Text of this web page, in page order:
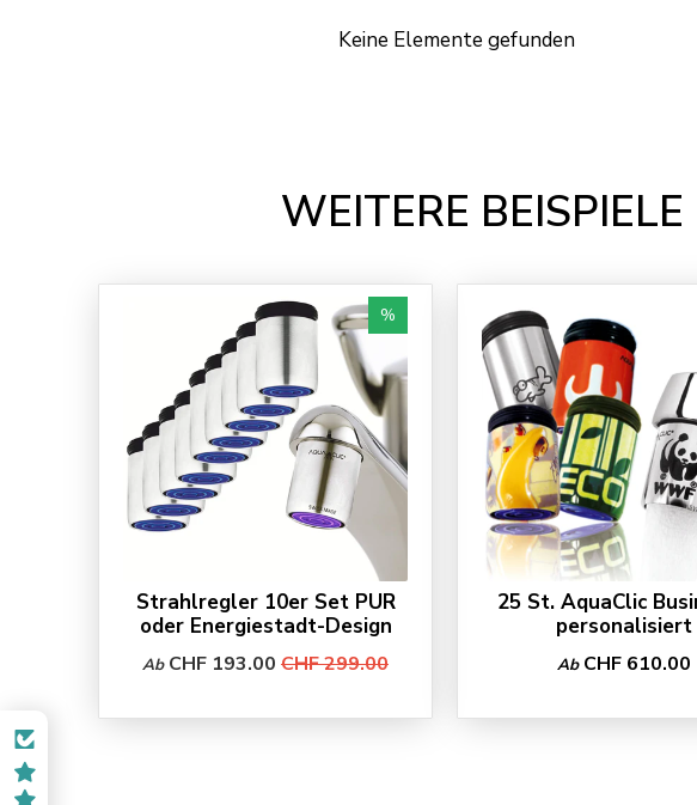
Keine Elemente gefunden
WEITERE
%
Strahlregler 10er Set PUR
oder Energiestadt-Design
Ab CHF 193.00 CHF 299.00
25 St. AquaClic
personalisiert
Ab CHF 610.00